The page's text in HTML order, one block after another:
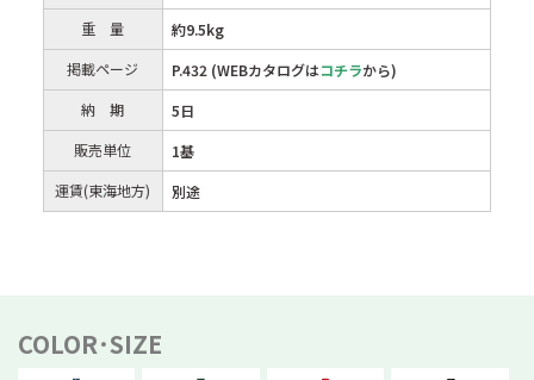
重 量
約9.5kg
掲載ページ
P.432 (WEBカタログはコチラから)
納 期
5日
販売単位
1基
運賃(東海地方)
別途
COLOR･SIZE